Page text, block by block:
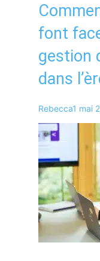
font
gestion
dans
Rebecca1 mai